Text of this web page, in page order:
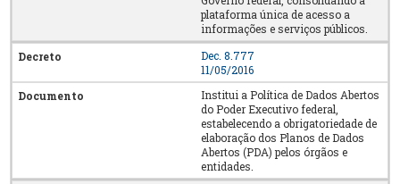
plataforma única de acesso a
informações e serviços públicos.
Dec. 8.777
11/05/2016
Institui a Política de Dados Abertos
do Poder Executivo federal,
estabelecendo a obrigatoriedade de
elaboração dos Planos de Dados
Abertos (PDA) pelos órgãos e
entidades.